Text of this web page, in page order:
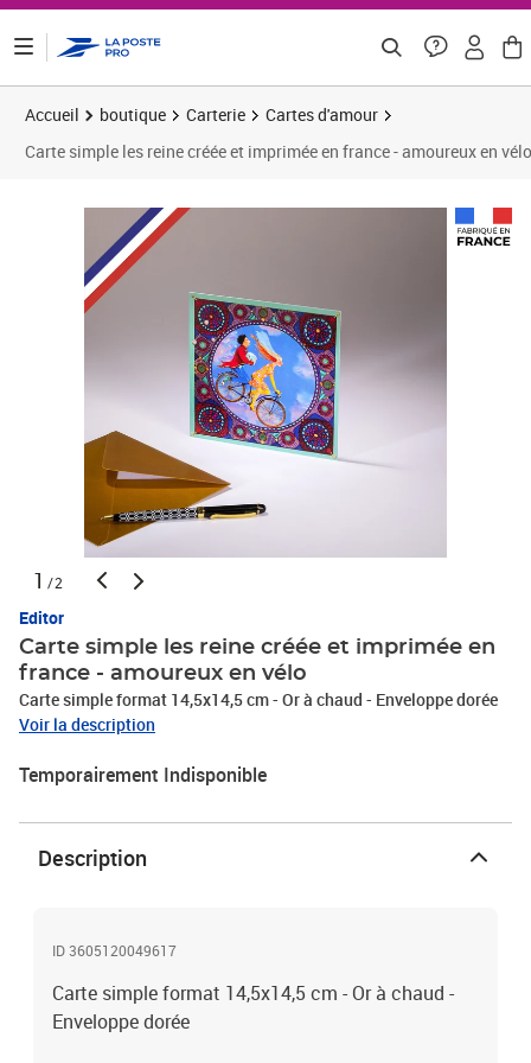
Accueil boutique Carterie
Cartes d'amour
Carte simple les reine créée et imprimée en france - amoureux en vélo
1 /2
Editor
Carte simple les reine créée et imprimée en
france - amoureux en vélo
Carte simple format 14,5x14,5 cm - Or à chaud - Enveloppe dorée
Voir la description
Temporairement Indisponible
Description
ID 3605120049617
Carte simple format 14,5x14,5 cm - Or à chaud -
Enveloppe dorée